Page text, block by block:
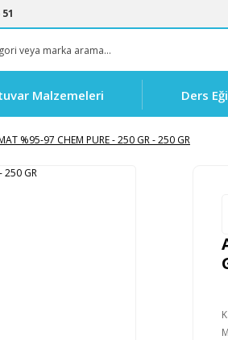
Malzemeleri Ders
%95-97 CHEM PURE - 250 GR - 250 GR